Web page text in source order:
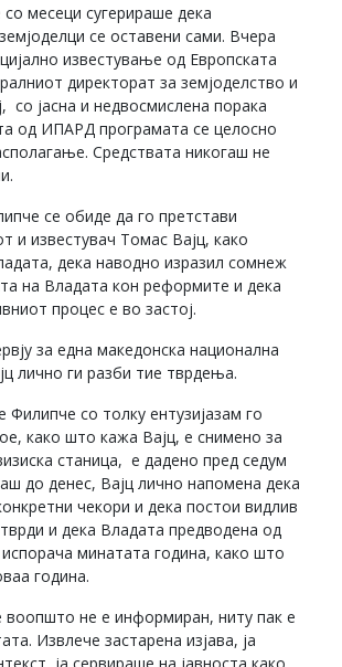
месеци сугерираше дека
се оставени сами. Вчера
известување од Европската
директорат за земјоделство и
со јасна и недвосмислена порака
од ИПАРД програмата се целосно
Средствата никогаш не
се обиде да го претстави
и известувач Томас Вајц, како
дека наводно изразил сомнеж
на Владата кон реформите и дека
процес е во застој.
за една македонска национална
лично ги разби тие тврдења.
Филипче со толку ентузијазам го
како што кажа Вајц, е снимено за
станица, е дадено пред седум
до денес, Вајц лично напомена дека
чекори и дека постои видлив
и дека Владата предводена од
минатата година, како што
година.
воопшто не е информиран, ниту пак е
Извлече застарена изјава, ја